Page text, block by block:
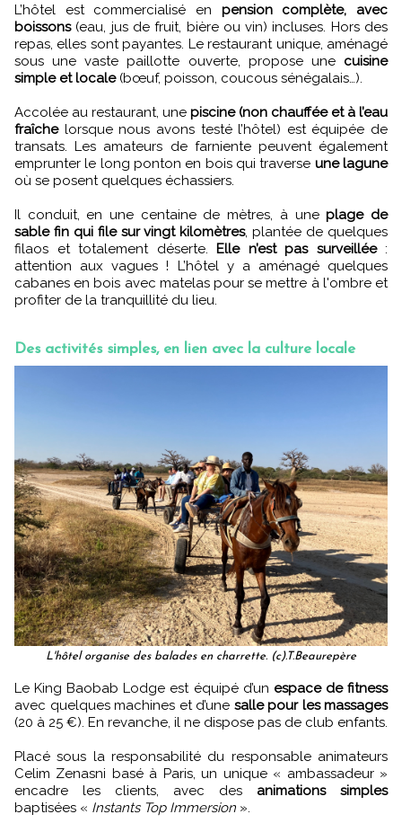
L’hôtel est commercialisé en pension complète, avec
boissons (eau, jus de fruit, bière ou vin) incluses. Hors des
repas, elles sont payantes. Le restaurant unique, aménagé
sous une vaste paillotte ouverte, propose une cuisine
simple et locale(bœuf, poisson, coucous sénégalais…).
Accolée au restaurant, une piscine (non chauffée et à l’eau
fraîche lorsque nous avons testé l’hôtel) est équipée de
transats. Les amateurs de farniente peuvent également
emprunter le long ponton en bois qui traverse une lagune
où se posent quelques échassiers.
Il conduit, en une centaine de mètres, à uneplage de
sable fin qui file sur vingt kilomètres, plantée de quelques
filaos et totalement déserte. Elle n’est pas surveillée:
attention aux vagues ! L’hôtel y a aménagé quelques
cabanes en bois avec matelas pour se mettre à l'ombre et
profiter de la tranquillité du lieu.
Des activités simples, en lien avec la culture locale
L'hôtel organise des balades en charrette. (c).T.Beaurepère
Le King Baobab Lodge est équipé d’un espace de fitness
avec quelques machines et d’une salle pour les massages
(20 à 25 €). En revanche, il ne dispose pas de club enfants.
Placé sous la responsabilité du responsable animateurs
Celim Zenasni basé à Paris, un unique « ambassadeur »
encadre les clients, avec des animations simples
baptisées « Instants Top Immersion ».